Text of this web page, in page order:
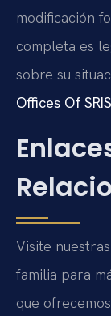
modificación
completa es
sobre su
Offices Of
Visite
familia para
que